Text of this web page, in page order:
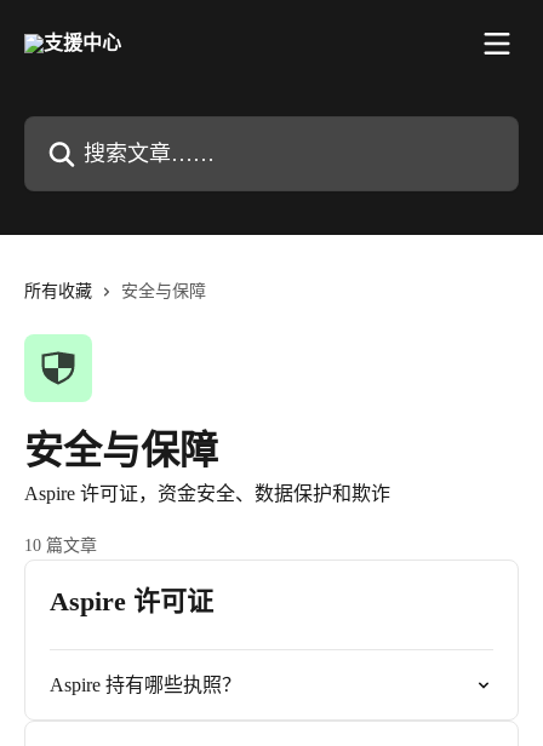
所有收藏 安全与保障
安全与保障
Aspire 许可证，资金安全、数据保护和欺诈
10 篇文章
Aspire 许可证
Aspire 持有哪些执照？